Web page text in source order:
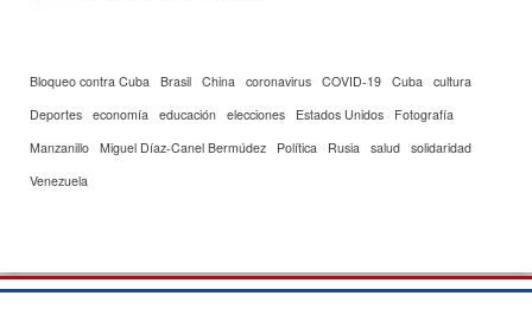
Bloqueo contra Cuba Brasil China coronavirus COVID-19 Cuba
cultura
Deportes economía educación elecciones Estados Unidos
Fotografía
Manzanillo Miguel Díaz-Canel Bermúdez Política Rusia salud solidaridad
Venezuela